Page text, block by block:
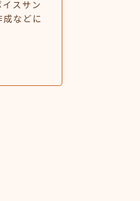
スサン
成などに